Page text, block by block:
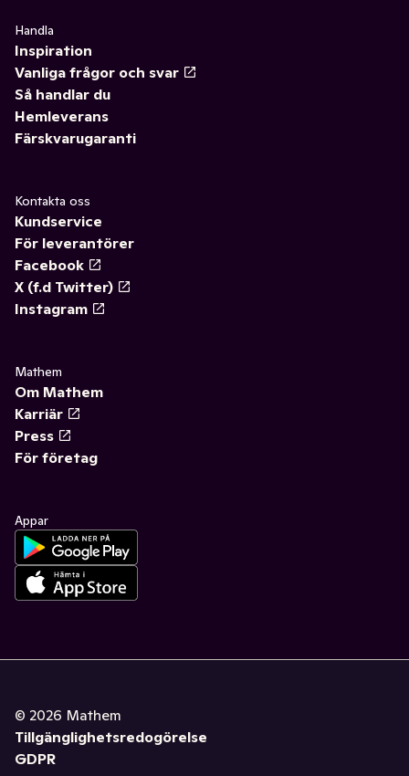
Handla
Inspiration
Vanliga frågor och svar
Så handlar du
Hemleverans
Färskvarugaranti
Kontakta oss
Kundservice
För leverantörer
Facebook
X (f.d Twitter)
Instagram
Mathem
Om Mathem
Karriär
Press
För företag
Appar
© 2026 Mathem
Tillgänglighetsredogörelse
GDPR